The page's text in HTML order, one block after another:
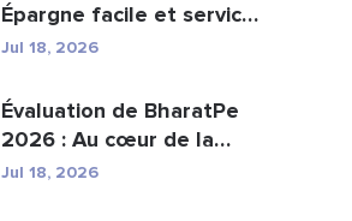
Épargne facile et services
bancaires s�...
Jul 18, 2026
Évaluation de BharatPe
2026 : Au cœur de la
licorne fintech val...
Jul 18, 2026